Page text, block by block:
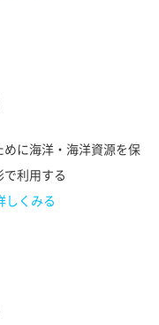
に海洋・海洋資源を保
利用する
しくみる